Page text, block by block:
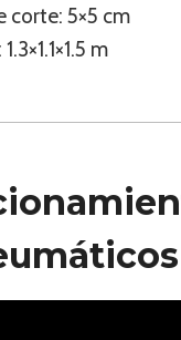
corte: 5×5 cm
m